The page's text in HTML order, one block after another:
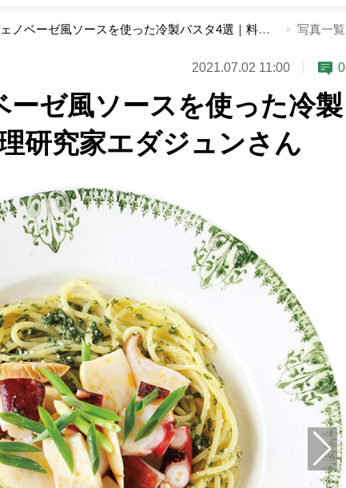
大葉のジェノベーゼ風ソースを使った冷製パスタ4選｜料理研究家エダジュンさん 写真一覧
2021.07.02 11:00 0
ーゼ風ソースを使った冷製
研究家エダジュンさん